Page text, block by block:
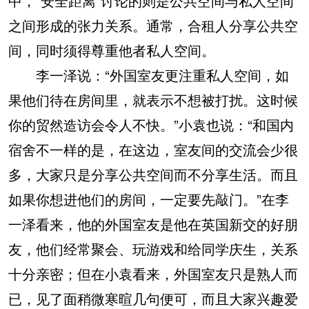
之间形成的张力关系。通常，合租人分享公共空
间，同时须得尊重他者私人空间。
李一泽说：“外国室友更注重私人空间，如
果他们待在房间里，就表示不想被打扰。这时候
你的贸然造访会令人不快。”小袁也说：“和国内
宿舍不一样的是，在这边，室友间的交流会少很
多，大家只是分享公共空间而不分享生活。而且
如果你想进他们的房间，一定要先敲门。”在李
一泽看来，他的外国室友是他在英国新交的好朋
友，他们经常聚会、玩游戏和给同学庆生，关系
十分亲密；但在小袁看来，外国室友只是熟人而
已，见了面稍微寒暄几句便可，而且大家兴趣爱